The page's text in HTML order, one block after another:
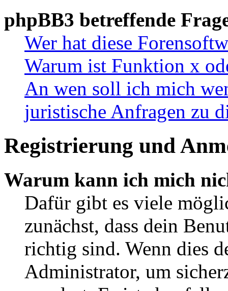
phpBB3 betreffende
Wer hat diese
Warum ist Funktion x
An wen soll ich mich
juristische Anfragen zu
Registrierung und
Warum kann ich mich
Dafür gibt es viele
zunächst, dass dein
richtig sind. Wenn dies
Administrator, um